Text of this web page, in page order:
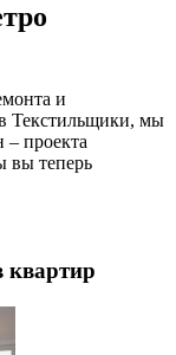
и
Текстильщики, мы
– проекта
вы теперь